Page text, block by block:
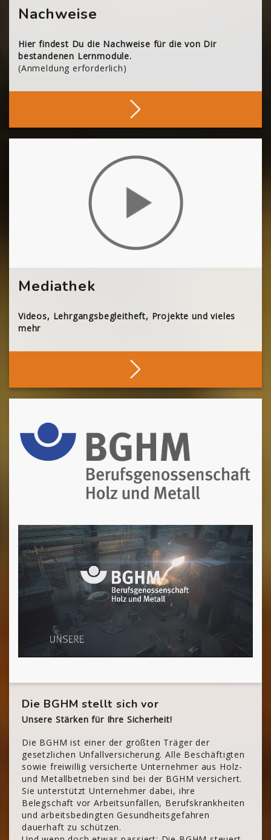
Nachweise
Hier findest Du die Nachweise für die von Dir
bestandenen Lernmodule.
(Anmeldung erforderlich)
Deine Nachweise
Mediathek
Videos, Lehrgangsbegleitheft, Projekte und vieles
mehr
Stöbern
Die BGHM stellt sich vor
Unsere Stärken für Ihre Sicherheit!
Die BGHM ist einer der größten Träger der
gesetzlichen Unfallversicherung. Alle Beschäftigten
sowie freiwillig versicherte Unternehmer aus Holz-
und Metallbetrieben sind bei der BGHM versichert.
Sie unterstützt Unternehmer dabei, ihre
Belegschaft vor Arbeitsunfällen, Berufskrankheiten
und arbeitsbedingten Gesundheitsgefahren
dauerhaft zu schützen.